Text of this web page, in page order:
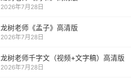
2026年7月28日
龙树老师《孟子》高清版
2026年7月28日
龙树老师千字文（视频+文字稿）高清版
2026年7月28日